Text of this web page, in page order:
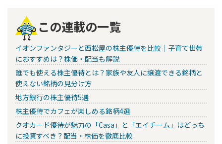
この連載の一覧
イオンファンタジーと西松屋の株主優待を比較｜子育て世帯
におすすめは？株価・配当も解説
誰でも使える株主優待とは？家族や友人に譲渡できる銘柄と
使えない銘柄の見分け方
地方銀行の株主優待5選
株主優待でカフェが楽しめる銘柄4選
クオカード優待が魅力の「Casa」と「エイチーム」はどっち
に投資すべき？配当・株価を徹底比較